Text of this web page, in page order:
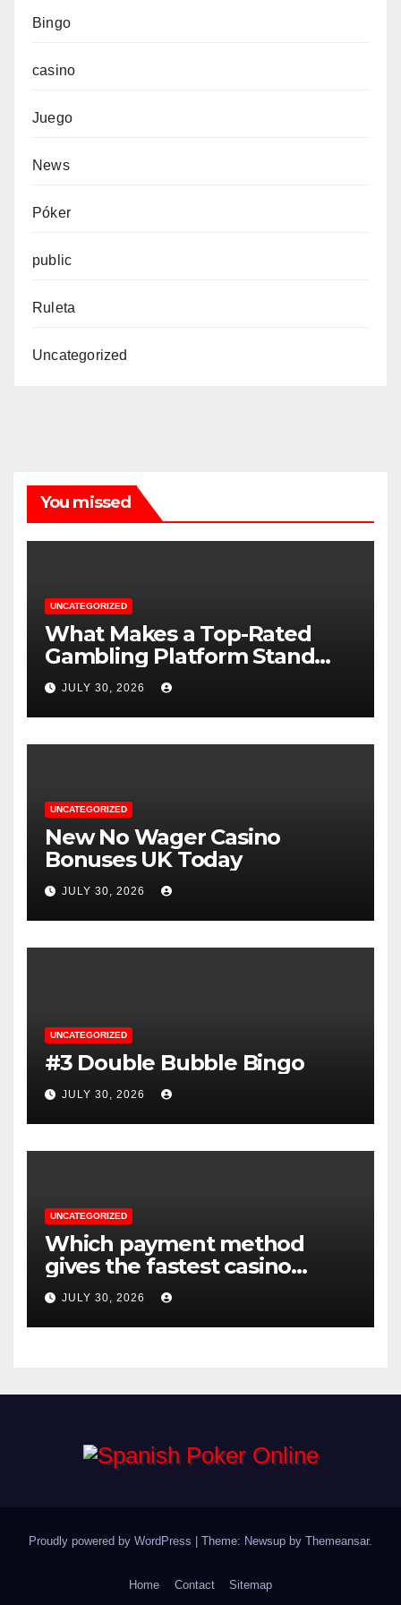
Bingo
casino
Juego
News
Póker
public
Ruleta
Uncategorized
You missed
UNCATEGORIZED
What Makes a Top-Rated
Gambling Platform Stand
Out
JULY 30, 2026
UNCATEGORIZED
New No Wager Casino
Bonuses UK Today
JULY 30, 2026
UNCATEGORIZED
#3 Double Bubble Bingo
JULY 30, 2026
UNCATEGORIZED
Which payment method
gives the fastest casino
withdrawal in the UK?
JULY 30, 2026
Proudly powered by WordPress Theme: Newsup by Themeansar.
Home Contact Sitemap